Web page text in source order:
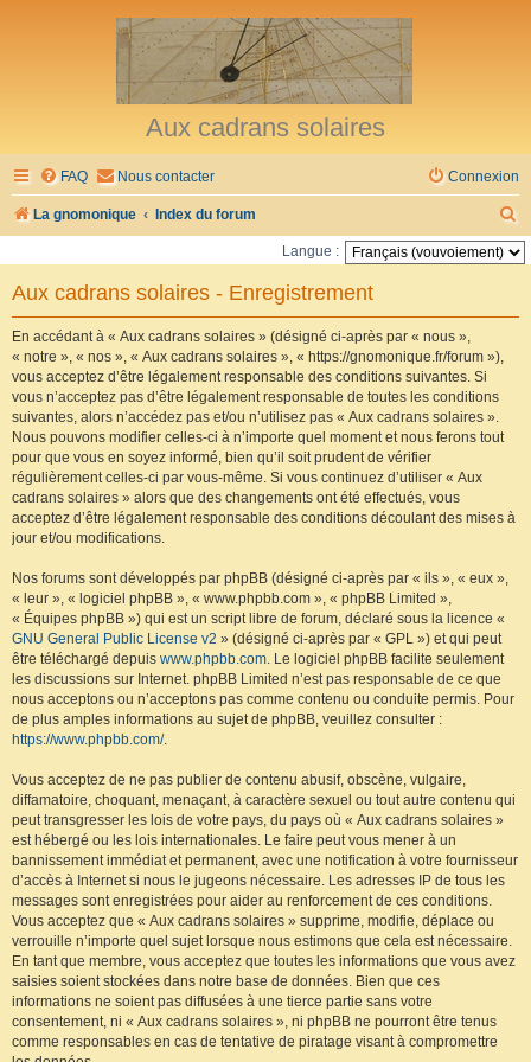
Aux cadrans solaires
FAQ Nous contacter Connexion
La gnomonique Index du forum
e
Langue :
Aux cadrans solaires - Enregistrement
En accédant à « Aux cadrans solaires » (désigné ci-après par « nous »,
« notre », « nos », « Aux cadrans solaires », « https://gnomonique.fr/forum »),
vous acceptez d’être légalement responsable des conditions suivantes. Si
vous n’acceptez pas d’être légalement responsable de toutes les conditions
suivantes, alors n’accédez pas et/ou n’utilisez pas « Aux cadrans solaires ».
Nous pouvons modifier celles-ci à n’importe quel moment et nous ferons tout
pour que vous en soyez informé, bien qu’il soit prudent de vérifier
régulièrement celles-ci par vous-même. Si vous continuez d’utiliser « Aux
cadrans solaires » alors que des changements ont été effectués, vous
acceptez d’être légalement responsable des conditions découlant des mises à
jour et/ou modifications.
Nos forums sont développés par phpBB (désigné ci-après par « ils », « eux »,
« leur », « logiciel phpBB », « www.phpbb.com », « phpBB Limited »,
« Équipes phpBB ») qui est un script libre de forum, déclaré sous la licence «
GNU General Public License v2 » (désigné ci-après par « GPL ») et qui peut
être téléchargé depuis www.phpbb.com. Le logiciel phpBB facilite seulement
les discussions sur Internet. phpBB Limited n’est pas responsable de ce que
nous acceptons ou n’acceptons pas comme contenu ou conduite permis. Pour
de plus amples informations au sujet de phpBB, veuillez consulter :
https://www.phpbb.com/.
Vous acceptez de ne pas publier de contenu abusif, obscène, vulgaire,
diffamatoire, choquant, menaçant, à caractère sexuel ou tout autre contenu qui
peut transgresser les lois de votre pays, du pays où « Aux cadrans solaires »
est hébergé ou les lois internationales. Le faire peut vous mener à un
bannissement immédiat et permanent, avec une notification à votre fournisseur
d’accès à Internet si nous le jugeons nécessaire. Les adresses IP de tous les
messages sont enregistrées pour aider au renforcement de ces conditions.
Vous acceptez que « Aux cadrans solaires » supprime, modifie, déplace ou
verrouille n’importe quel sujet lorsque nous estimons que cela est nécessaire.
En tant que membre, vous acceptez que toutes les informations que vous avez
saisies soient stockées dans notre base de données. Bien que ces
informations ne soient pas diffusées à une tierce partie sans votre
consentement, ni « Aux cadrans solaires », ni phpBB ne pourront être tenus
comme responsables en cas de tentative de piratage visant à compromettre